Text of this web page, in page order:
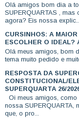
Olá amigos bom dia a
SUPERQUARTAS ,
agora? Eis nossa explic...
CURSINHOS: A
ESCOLHER O IDEAL?
Olá meus amigos, bom
tema muito pedido e
RESPOSTA DA
CONSTITUCIONAL/
SUPERQUARTA 26/
Oi meus amigos,
nossa
que, o pro...